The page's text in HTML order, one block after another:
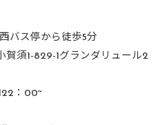
バス停から徒歩5分
須1-829-1グランダリュール2
：00~